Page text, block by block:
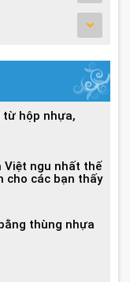
từ hộp nhựa,
Việt ngu nhất thế
cho các bạn thấy
thùng nhựa